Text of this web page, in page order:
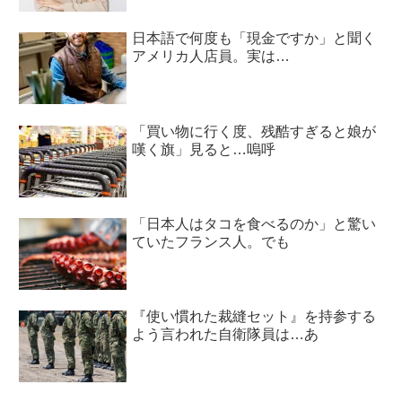
日本語で何度も「現金ですか」と聞く
アメリカ人店員。実は…
「買い物に行く度、残酷すぎると娘が
嘆く旗」見ると…嗚呼
「日本人はタコを食べるのか」と驚い
ていたフランス人。でも
『使い慣れた裁縫セット』を持参する
よう言われた自衛隊員は…あ